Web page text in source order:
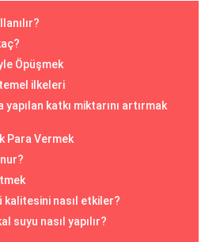
Öpüşmek
ilkeleri
katkı miktarını artırmak
Para Vermek
kalitesini nasıl etkiler?
suyu nasıl yapılır?